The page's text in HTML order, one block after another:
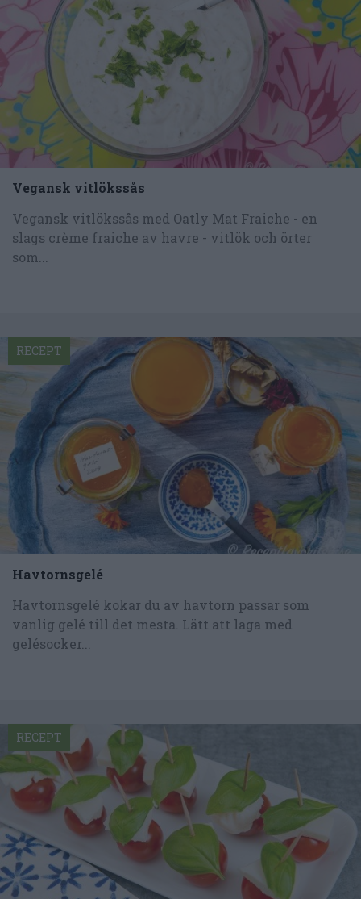
Vegansk vitlökssås
Vegansk vitlökssås med Oatly Mat Fraiche - en
slags crème fraiche av havre - vitlök och örter
som...
Havtornsgelé
Havtornsgelé kokar du av havtorn passar som
vanlig gelé till det mesta. Lätt att laga med
gelésocker...
RECEPT
RECEPT